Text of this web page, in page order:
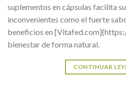
suplementos en cápsulas facilita
inconvenientes como el fuerte
beneficios en
bienestar de forma natural.
CONTINUAR